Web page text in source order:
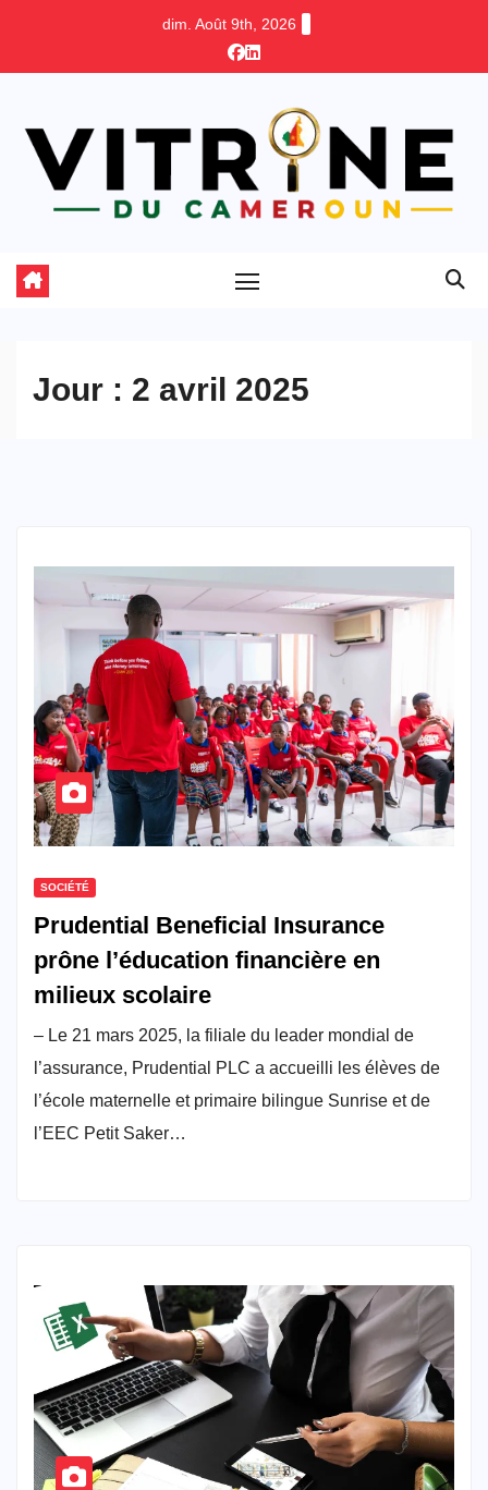
dim. Août 9th, 2026
Jour : 2 avril 2025
SOCIÉTÉ
Prudential Beneficial Insurance
prône l’éducation financière en
milieux scolaire
– Le 21 mars 2025, la filiale du leader mondial de
l’assurance, Prudential PLC a accueilli les élèves de
l’école maternelle et primaire bilingue Sunrise et de
l’EEC Petit Saker…